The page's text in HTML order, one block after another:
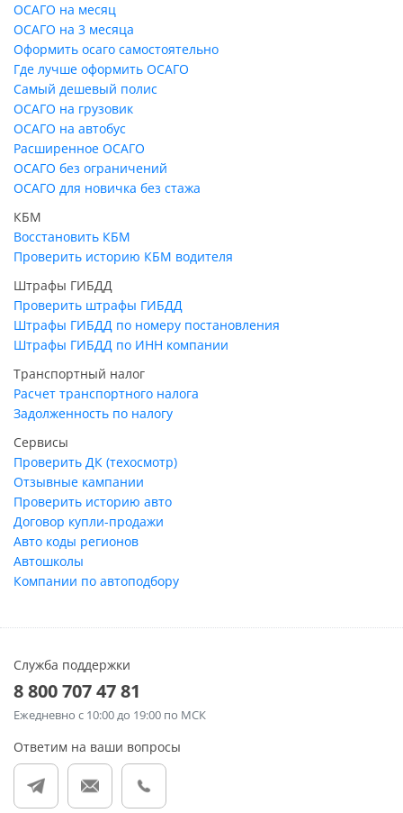
ОСАГО на месяц
ОСАГО на 3 месяца
Оформить осаго самостоятельно
Где лучше оформить ОСАГО
Самый дешевый полис
ОСАГО на грузовик
ОСАГО на автобус
Расширенное ОСАГО
ОСАГО без ограничений
ОСАГО для новичка без стажа
КБМ
Восстановить КБМ
Проверить историю КБМ водителя
Штрафы ГИБДД
Проверить штрафы ГИБДД
Штрафы ГИБДД по номеру постановления
Штрафы ГИБДД по ИНН компании
Транспортный налог
Расчет транспортного налога
Задолженность по налогу
Сервисы
Проверить ДК (техосмотр)
Отзывные кампании
Проверить историю авто
Договор купли-продажи
Авто коды регионов
Автошколы
Компании по автоподбору
Служба поддержки
8 800 707 47 81
Ежедневно с 10:00 до 19:00 по МСК
Ответим на ваши вопросы